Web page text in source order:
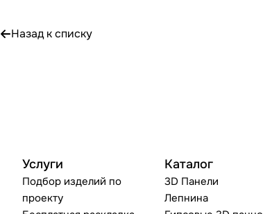
Назад к списку
Услуги
Подбор изделий по
проекту
Каталог
3D Панели
Лепнина